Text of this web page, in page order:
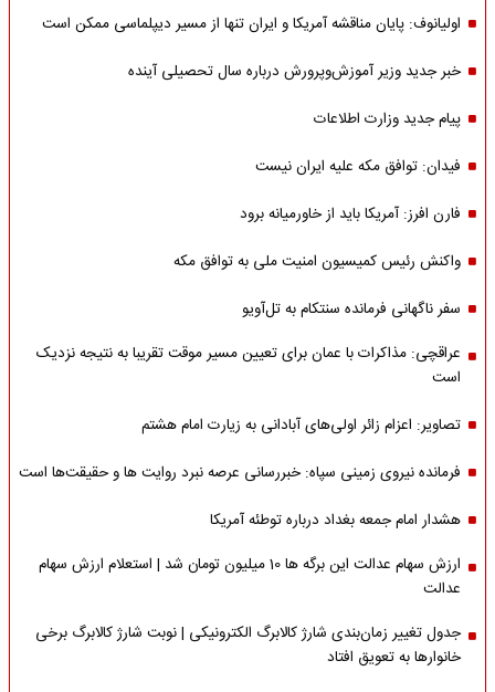
اولیانوف: پایان مناقشه آمریکا و ایران تنها از مسیر دیپلماسی ممکن است
خبر جدید وزیر آموزش‌وپرورش درباره سال تحصیلی آینده
پیام جدید وزارت اطلاعات
فیدان: توافق مکه علیه ایران نیست
فارن افرز: آمریکا باید از خاورمیانه برود
واکنش رئیس کمیسیون امنیت ملی به توافق مکه
سفر ناگهانی فرمانده سنتکام به تل‌آویو
عراقچی: مذاکرات با عمان برای تعیین مسیر موقت تقریبا به نتیجه نزدیک
است
تصاویر: اعزام زائر اولی‌های آبادانی به زیارت امام هشتم
فرمانده نیروی زمینی سپاه: خبررسانی عرصه نبرد روایت ها و حقیقت‌ها است
هشدار امام جمعه بغداد درباره توطئه آمریکا
ارزش سهام عدالت این برگه ها 10 میلیون تومان شد | استعلام ارزش سهام
عدالت
جدول تغییر زمان‌بندی شارژ کالابرگ الکترونیکی | نوبت شارژ کالابرگ برخی
خانوارها به تعویق افتاد